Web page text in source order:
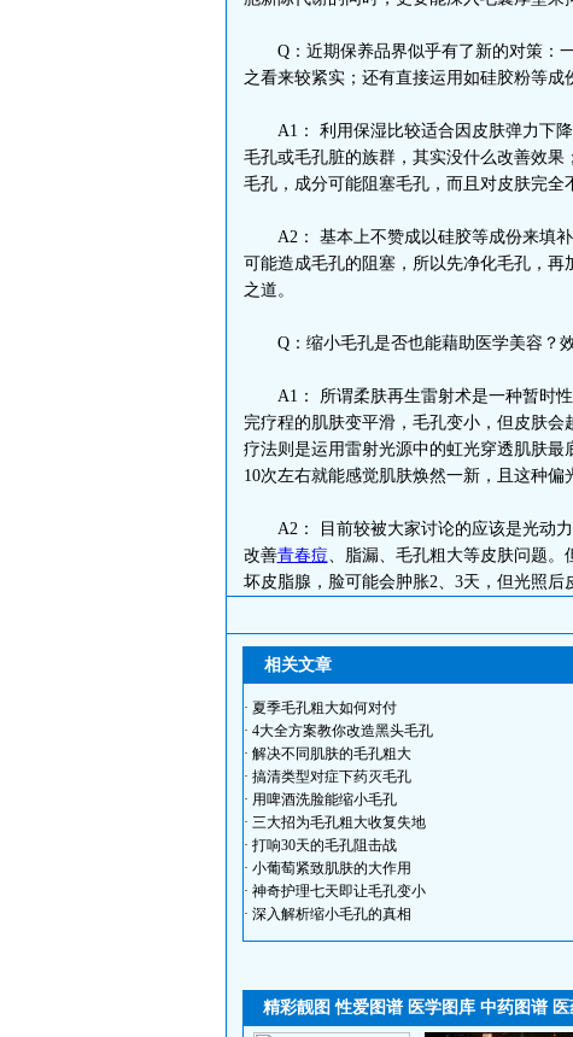
Q：近期保养品界似乎有了新的对策：
之看来较紧实；还有直接运用如硅胶粉等
A1： 利用保湿比较适合因皮肤弹力下降
毛孔或毛孔脏的族群，其实没什么改善效
毛孔，成分可能阻塞毛孔，而且对皮肤完全
A2： 基本上不赞成以硅胶等成份来填补
可能造成毛孔的阻塞，所以先净化毛孔，
之道。
Q：缩小毛孔是否也能藉助医学美容？效
A1： 所谓柔肤再生雷射术是一种暂时性
完疗程的肌肤变平滑，毛孔变小，但皮肤
疗法则是运用雷射光源中的虹光穿透肌肤
10次左右就能感觉肌肤焕然一新，且这种偏
A2： 目前较被大家讨论的应该是光动力
改善青春痘、脂漏、毛孔粗大等皮肤问题
坏皮脂腺，脸可能会肿胀2、3天，但光照后
相关文章
· 夏季毛孔粗大如何对付
· 4大全方案教你改造黑头毛孔
· 解决不同肌肤的毛孔粗大
· 搞清类型对症下药灭毛孔
· 用啤酒洗脸能缩小毛孔
· 三大招为毛孔粗大收复失地
· 打响30天的毛孔阻击战
· 小葡萄紧致肌肤的大作用
· 神奇护理七天即让毛孔变小
· 深入解析缩小毛孔的真相
精彩靓图性爱图谱 医学图库 中药图谱